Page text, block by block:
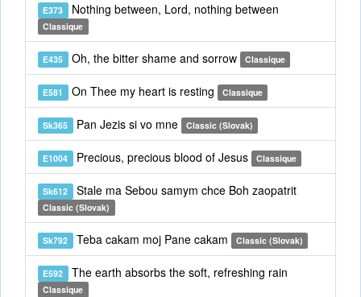
E373 Nothing between, Lord, nothing between
Classique
E435 Oh, the bitter shame and sorrow Classique
E581 On Thee my heart is resting Classique
Sk365 Pan Jezis si vo mne Classic (Slovak)
E1004 Precious, precious blood of Jesus Classique
Sk612 Stale ma Sebou samym chce Boh zaopatrit
Classic (Slovak)
Sk792 Teba cakam moj Pane cakam Classic (Slovak)
E592 The earth absorbs the soft, refreshing rain
Classique